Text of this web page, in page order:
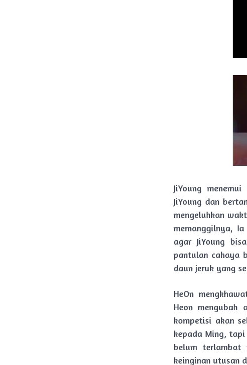
JiYoung
JiYoung dan
mengeluhkan
memanggilnya,
agar JiYoung
pantulan cahaya
daun jeruk yang
HeOn
Heon mengubah
kompetisi akan
kepada Ming,
belum
keinginan utusan